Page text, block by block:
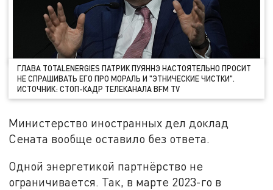
ГЛАВА TOTALENERGIES ПАТРИК ПУЯННЭ НАСТОЯТЕЛЬНО ПРОСИТ
НЕ СПРАШИВАТЬ ЕГО ПРО МОРАЛЬ И "ЭТНИЧЕСКИЕ ЧИСТКИ".
ИСТОЧНИК: СТОП-КАДР ТЕЛЕКАНАЛА BFM TV
Министерство иностранных дел доклад
Сената вообще оставило без ответа.
Одной энергетикой партнёрство не
ограничивается. Так, в марте 2023-го в